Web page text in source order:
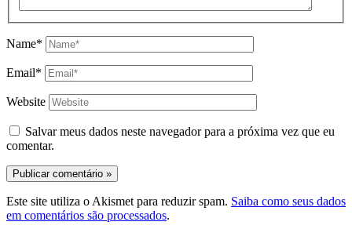
Name*
Email*
Website
Salvar meus dados neste navegador para a próxima vez que eu
comentar.
Este site utiliza o Akismet para reduzir spam. Saiba como seus dados
em comentários são processados.